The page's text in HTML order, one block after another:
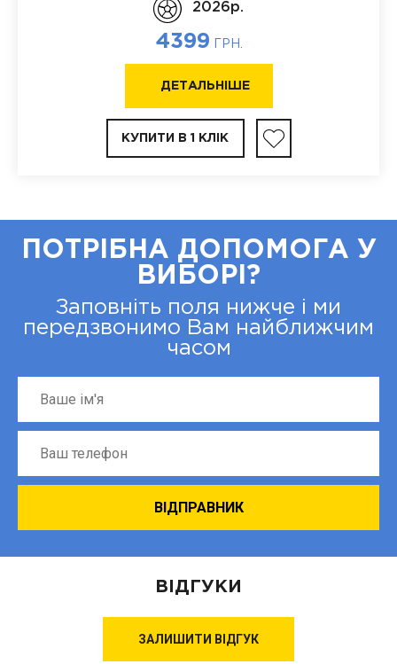
2026p.
4399 ГРН.
ДЕТАЛЬНІШЕ
КУПИТИ В 1 КЛІК
ПОТРІБНА ДОПОМОГА У
ВИБОРІ?
Заповніть поля нижче і ми
передзвонимо Вам найближчим
часом
ВІДГУКИ
ЗАЛИШИТИ ВІДГУК